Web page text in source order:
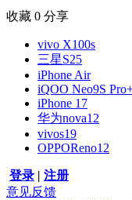
收藏 0 分享
vivo X100s
三星S25
iPhone Air
iQOO Neo9S
iPhone 17
华为nova12
vivos19
OPPOReno12
登录 | 注册
意见反馈